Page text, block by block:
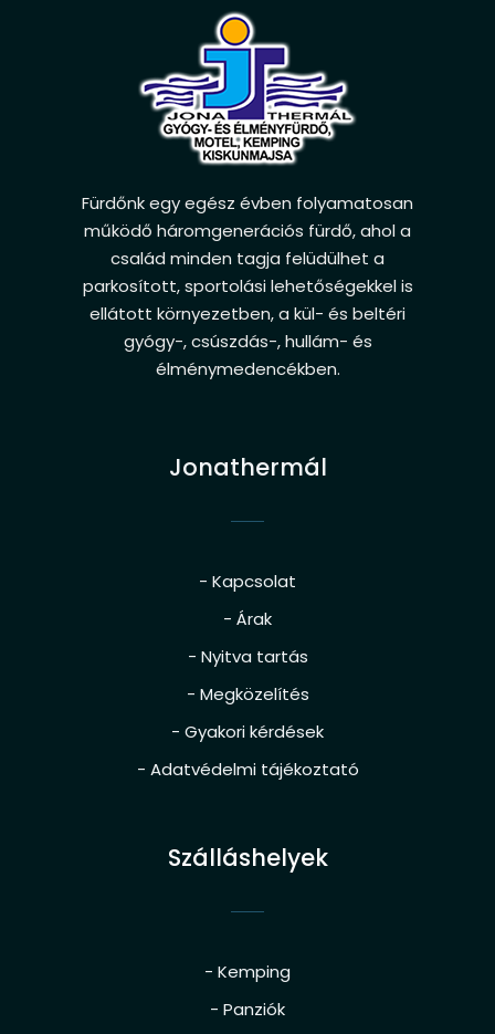
Fürdőnk egy egész évben folyamatosan
működő háromgenerációs fürdő, ahol a
család minden tagja felüdülhet a
parkosított, sportolási lehetőségekkel is
ellátott környezetben, a kül- és beltéri
gyógy-, csúszdás-, hullám- és
élménymedencékben.
Jonathermál
- Kapcsolat
- Árak
- Nyitva tartás
- Megközelítés
- Gyakori kérdések
- Adatvédelmi tájékoztató
Szálláshelyek
- Kemping
- Panziók